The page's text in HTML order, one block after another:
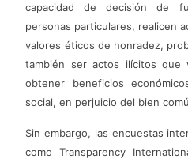
capacidad de decisión de
personas particulares, realicen
valores éticos de honradez,
también ser actos ilícitos que
obtener beneficios
social, en perjuicio del bien
Sin embargo, las encuestas
como Transparency